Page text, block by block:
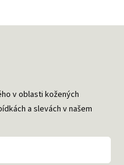
v oblasti kožených
a slevách v našem